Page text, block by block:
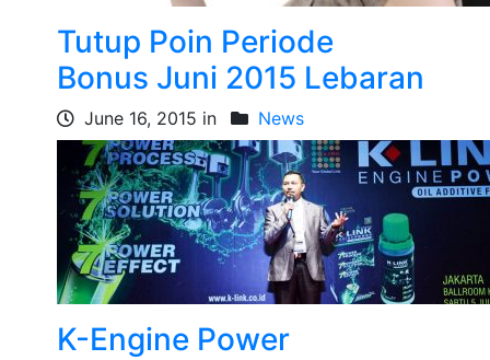
Tutup Poin Periode
Bonus Juni 2015 Lebaran
June 16, 2015 in News
K-Engine Power